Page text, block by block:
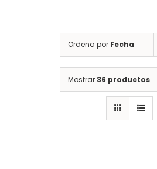
Ordena por Fecha
Mostrar 36 productos